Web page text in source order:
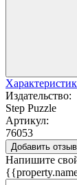
Издательство:
Step Puzzle
Артикул:
76053
Добавить отзыв
Напишите